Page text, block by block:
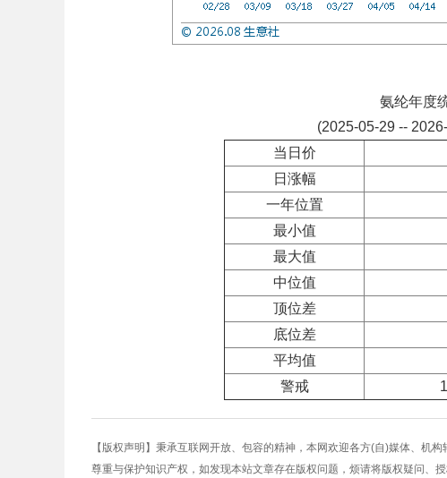
氨纶年度
(2025-05-29 --
当日价
日涨幅
一年位置
最小值
最大值
中位值
顶位差
底位差
平均值
警戒
【版权声明】秉承互联网开放、包容的精神，本网欢迎各方(自)媒体、机
尊重与保护知识产权，如发现本站文章存在版权问题，烦请将版权疑问、